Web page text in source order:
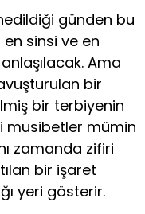
günden bu
en sinsi ve en
Ama
bir
bir terbiyenin
musibetler mümin
zamanda zifiri
bir işaret
yeri gösterir.